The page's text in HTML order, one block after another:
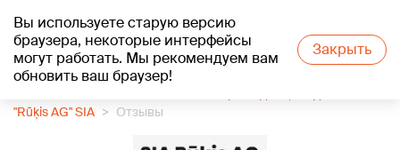
Вы используете старую версию
браузера, некоторые интерфейсы
могут работать. Мы рекомендуем вам
обновить ваш браузер!
Закрыть
+17°C
"Rūķis AG" SIA
Отзывы